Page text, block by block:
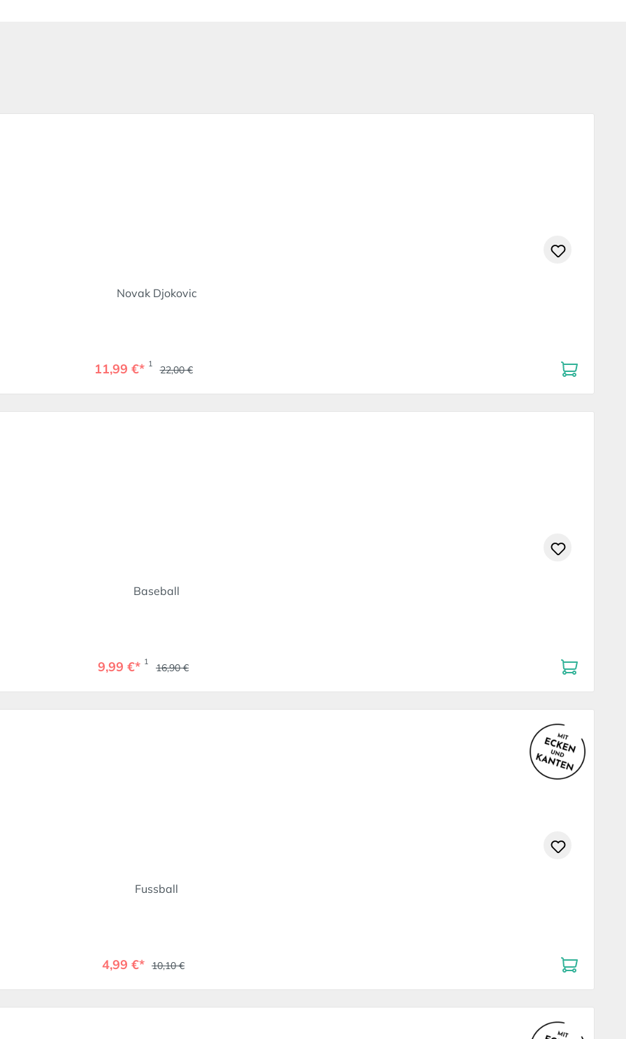
Novak Djokovic
11,99 €* 1 22,00 €
Baseball
9,99 €* 1 16,90 €
Fussball
4,99 €* 10,10 €